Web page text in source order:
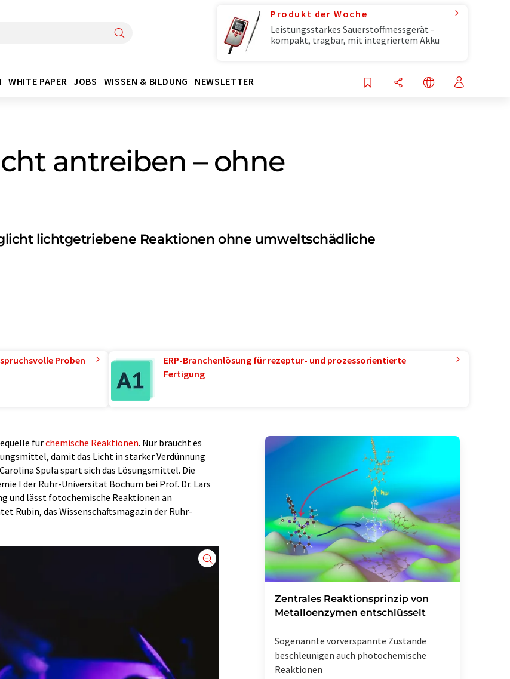
Produkt der Woche
Leistungsstarkes Sauerstoffmessgerät -
kompakt, tragbar, mit integriertem Akku
WHITE PAPER JOBS WISSEN & BILDUNG NEWSLETTER
antreiben – ohne
lichtgetriebene Reaktionen ohne umweltschädliche
Proben
ERP-Branchenlösung für rezeptur- und prozessorientierte
Fertigung
fürchemische Reaktionen. Nur braucht es
damit das Licht in starker Verdünnung
Spula spart sich das Lösungsmittel. Die
I der Ruhr-Universität Bochum bei Prof. Dr. Lars
und lässt fotochemische Reaktionen an
Rubin, das Wissenschaftsmagazin der Ruhr-
Zentrales Reaktionsprinzip von
Metalloenzymen entschlüsselt
Sogenannte vorverspannte Zustände
beschleunigen auch photochemische
Reaktionen